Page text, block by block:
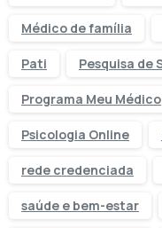
Médico de família
Pati Pesquisa de
Programa Meu Médico
Psicologia Online
rede credenciada
saúde e bem-estar